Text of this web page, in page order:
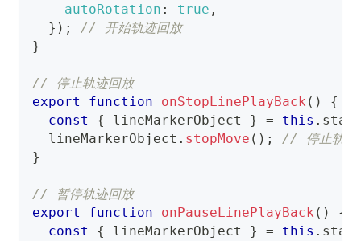
autoRotation : true ,
} ) ;
// 开始轨迹回放
}
// 停止轨迹回放
export
function onStopLinePlayBack ( )
{
const
{ lineMarkerObject } = this .
  lineMarkerObject
. stopMove ( ) ;
// 停止轨迹
}
// 暂停轨迹回放
export
function onPauseLinePlayBack ( )
{
const
{ lineMarkerObject } = this .